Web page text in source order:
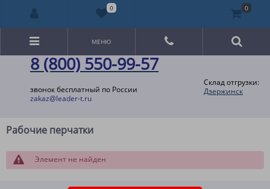
8 (800) 550-99-57
звонок бесплатный по России
zakaz@leader-t.ru
Склад отгрузки:
Дзержинск
МЕНЮ
Рабочие перчатки
Элемент не найден
0 0